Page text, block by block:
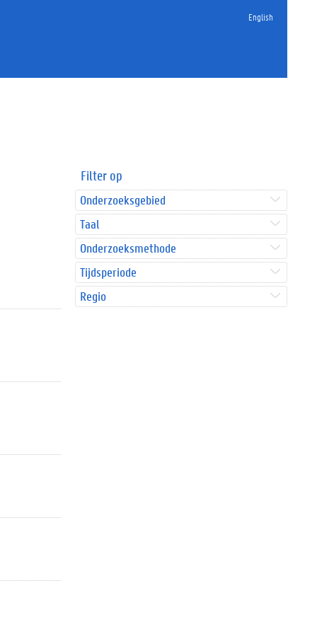
English
Filter op
Onderzoeksgebied
Taal
Onderzoeksmethode
Tijdsperiode
Regio